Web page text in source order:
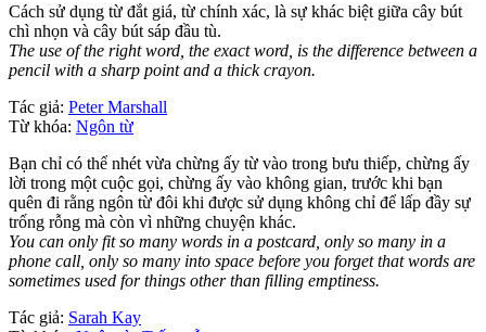
Cách sử dụng từ đắt giá, từ chính xác, là sự khác biệt giữa cây bút
chì nhọn và cây bút sáp đầu tù.
The use of the right word, the exact word, is the difference between a
pencil with a sharp point and a thick crayon.
Tác giả: Peter Marshall
Từ khóa: Ngôn từ
Bạn chỉ có thể nhét vừa chừng ấy từ vào trong bưu thiếp, chừng ấy
lời trong một cuộc gọi, chừng ấy vào không gian, trước khi bạn
quên đi rằng ngôn từ đôi khi được sử dụng không chỉ để lấp đầy sự
trống rỗng mà còn vì những chuyện khác.
You can only fit so many words in a postcard, only so many in a
phone call, only so many into space before you forget that words are
sometimes used for things other than filling emptiness.
Tác giả: Sarah Kay